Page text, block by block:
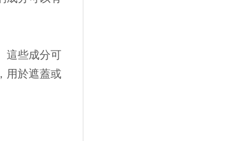
這些成分可
用於遮蓋或